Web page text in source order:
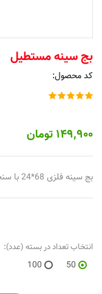
بج سینه مستطیل
کد محصول:
۱۴۹,۹۰۰ تومان
بج سینه فلزی 68*24 با سنجاق
انتخاب تعداد در بسته (عدد):
50
100